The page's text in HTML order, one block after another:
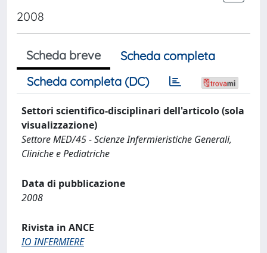
2008
Scheda breve
Scheda completa
Scheda completa (DC)
Settori scientifico-disciplinari dell'articolo (sola
visualizzazione)
Settore MED/45 - Scienze Infermieristiche Generali,
Cliniche e Pediatriche
Data di pubblicazione
2008
Rivista in ANCE
IO INFERMIERE